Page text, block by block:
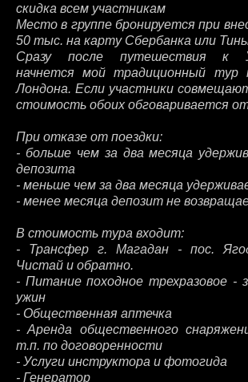
скидка всем участникам
Место в группе бронируется при
50 тыс. на карту Сбербанка или
Сразу после путешествия к
начнется мой традиционный тур
Лондона. Если участники
стоимость обоих обговаривается
При отказе от поездки:
- больше чем за два месяца
депозита
- меньше чем за два месяца
- менее месяца депозит не
В стоимость тура входит:
- Трансфер г. Магадан - пос.
Чистай и обратно.
- Питание походное трехразовое -
ужин
- Общественная аптечка
- Аренда общественного
т.п. по договоренности
- Услуги инструктора и фотогида
- Генератор